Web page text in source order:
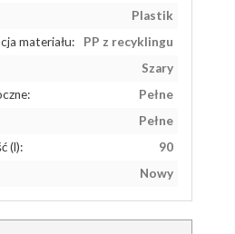
Plastik
materiału:
PP z recyklingu
Szary
Pełne
Pełne
(l):
90
Nowy